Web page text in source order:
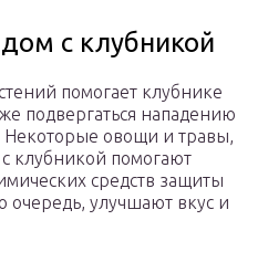
с клубникой
помогает клубнике
подвергаться нападению
Некоторые овощи и травы,
клубникой помогают
средств защиты
очередь, улучшают вкус и